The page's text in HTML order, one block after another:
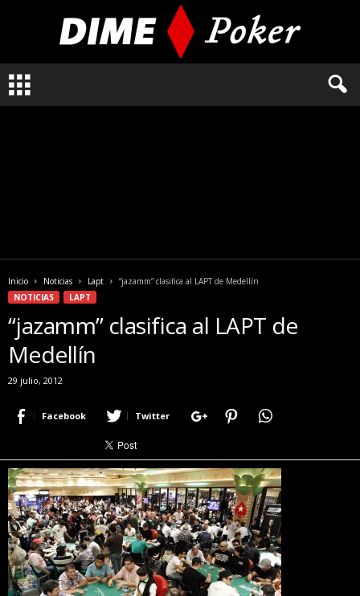
q
t
c
Inicio Noticias Lapt
“jazamm” clasifica al LAPT de Medellín
NOTICIAS
LAPT
“jazamm” clasifica al LAPT de
Medellín
29 julio, 2012
Facebook Twitter